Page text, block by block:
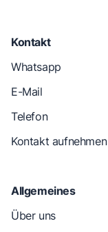
Kontakt
Whatsapp
E-Mail
Telefon
Kontakt aufnehmen
Allgemeines
Über uns